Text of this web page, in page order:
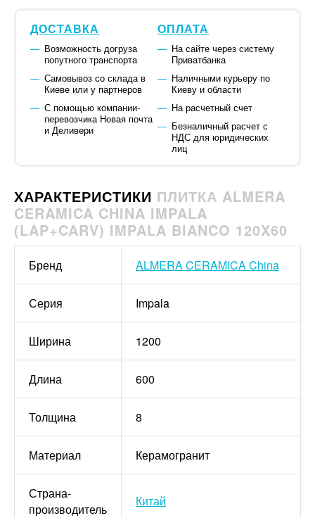
ДОСТАВКА
Возможность догруза
попутного транспорта
Самовывоз со склада в
Киеве или у партнеров
С помощью компании-
перевозчика Новая почта
и Деливери
ОПЛАТА
На сайте через систему
Приватбанка
Наличными курьеру по
Киеву и области
На расчетный счет
Безналичный расчет с
НДС для юридических
лиц
ХАРАКТЕРИСТИКИ ПЛИТКА ALMERA
CERAMICA CHINA IMPALA
(LAP+CARV) IMPALA BIANCO 120X60
Бренд ALMERA CERAMICA China
Серия Impala
Ширина 1200
Длина 600
Толщина 8
Материал Керамогранит
Страна-
производитель
Китай